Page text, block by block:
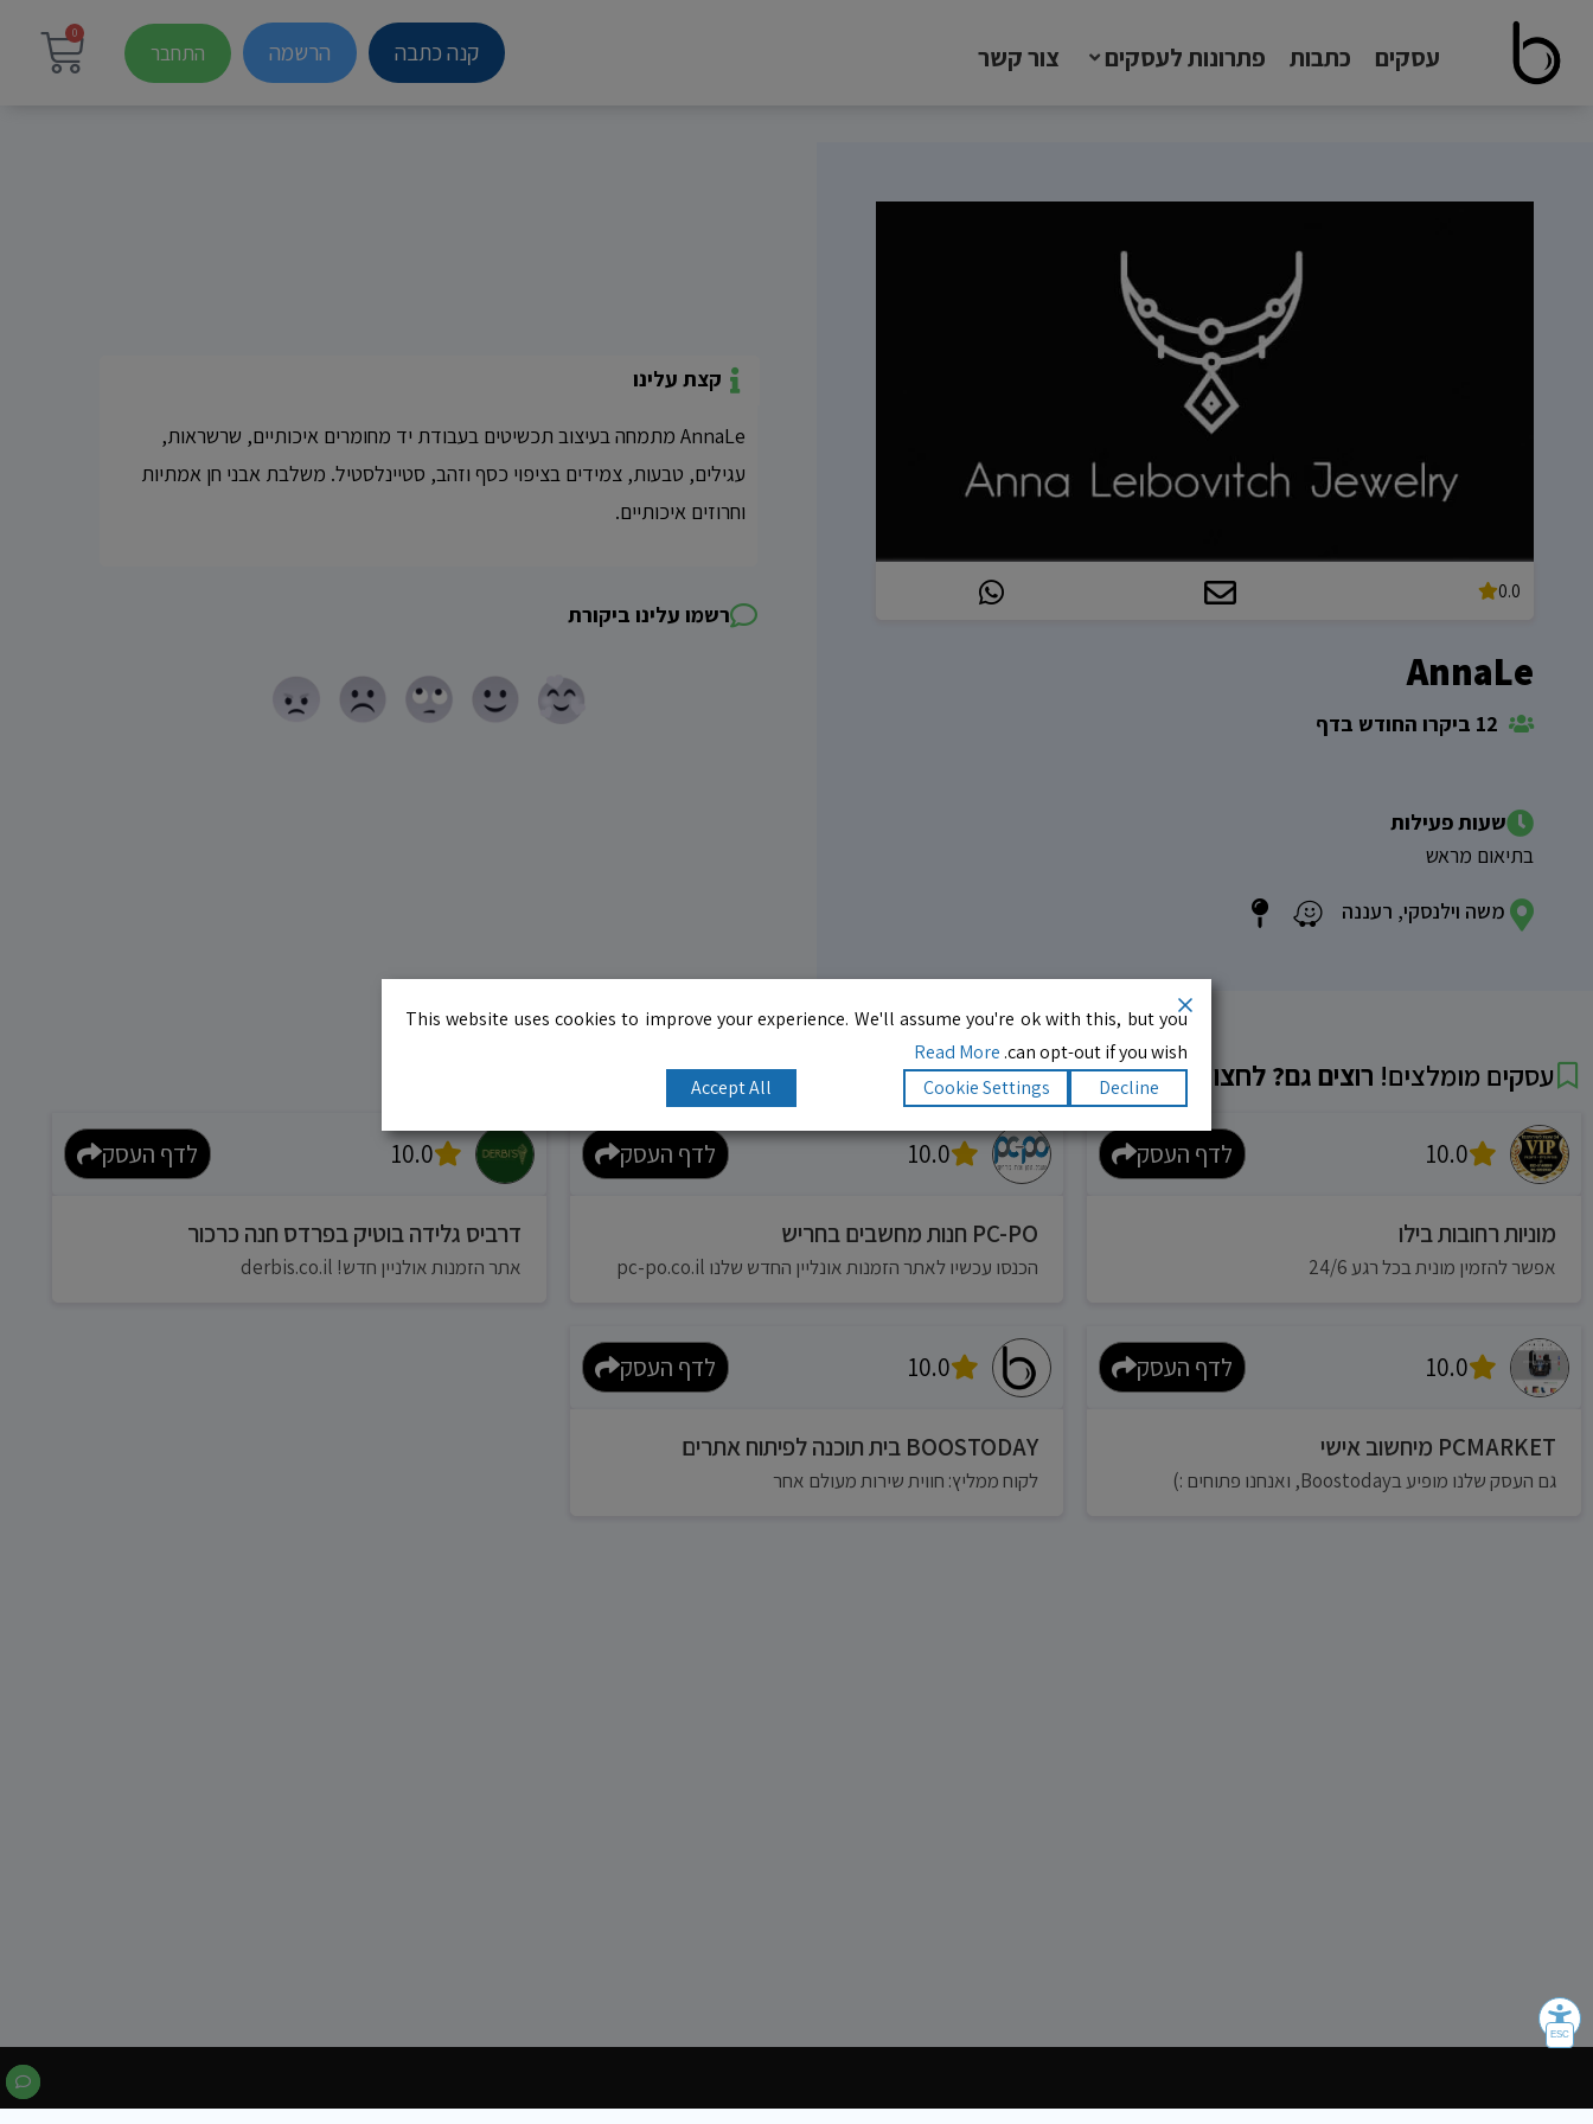
עסקים כתבות פתרונות לעסקים צור קשר קנה כתבה הרשמה התחבר
0
0.0
AnnaLe
שעות פעילות
בתיאום מראש
משה וילנסקי, רעננה
קצת עלינו
AnnaLe מתמחה בעיצוב תכשיטים בעבודת יד מחומרים איכותיים, שרשראות,
עגילים, טבעות, צמידים בציפוי כסף וזהב, סטיינלסטיל. משלבת אבני חן אמתיות
וחרוזים איכותיים.
רשמו עלינו ביקורת
עסקים מומלצים! רוצים גם? לחצו כאן
10.0 לדף העסק
מוניות רחובות בילו
אפשר להזמין מונית בכל רגע 24/6
10.0 לדף העסק
PC-PO חנות מחשבים בחריש
הכנסו עכשיו לאתר הזמנות אונליין החדש שלנו pc-po.co.il
10.0 לדף העסק
דרביס גלידה בוטיק בפרדס חנה כרכור
אתר הזמנות אולניין חדש! derbis.co.il
10.0 לדף העסק
PCMARKET מיחשוב אישי
גם העסק שלנו מופיע בBoostoday, ואנחנו פתוחים :)
10.0 לדף העסק
BOOSTODAY בית תוכנה לפיתוח אתרים
לקוח ממליץ: חווית שירות מעולם אחר
This website uses cookies to improve your experience. We'll assume you're ok with this, but you
can opt-out if you wish.
Read More
Decline
Cookie Settings
Accept All